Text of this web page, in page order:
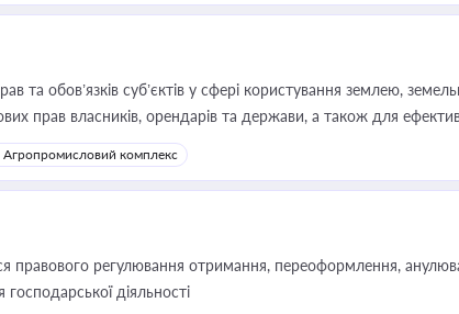
та обов’язків суб’єктів у сфері користування землею,
прав власників, орендарів та держави, а також для
Агропромисловий комплекс
правового регулювання отримання, переоформлення,
діяльності